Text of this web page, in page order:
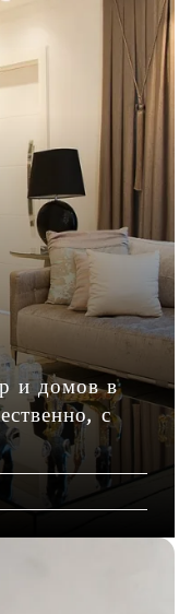
и домов в
с